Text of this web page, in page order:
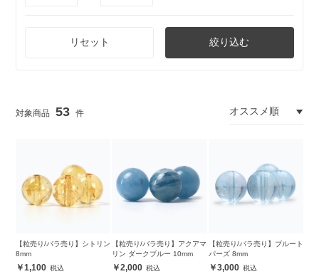
リセット 絞り込む
53
【粒売り/バラ売り】シトリン
8mm
1,100
【粒売り/バラ売り】アクアマ
リン ダークブルー 10mm
2,000
【粒売り/バラ売り】ブルート
パーズ 8mm
3,000